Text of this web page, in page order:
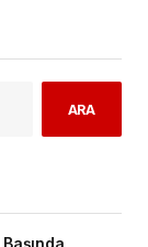
ARA